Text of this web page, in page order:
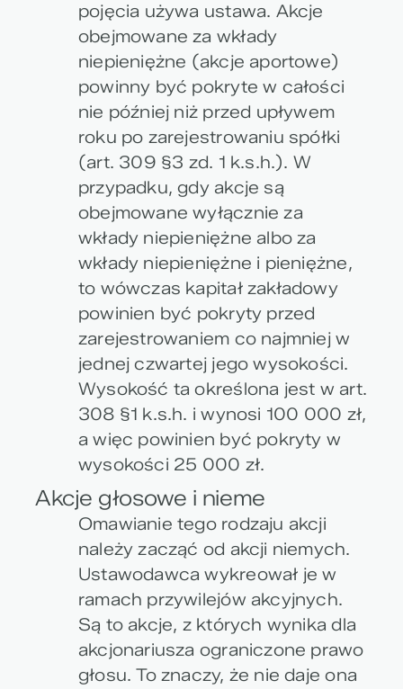
pojęcia używa ustawa. Akcje
obejmowane za wkłady
niepieniężne (akcje aportowe)
powinny być pokryte w całości
nie później niż przed upływem
roku po zarejestrowaniu spółki
(art. 309 §3 zd. 1 k.s.h.). W
przypadku, gdy akcje są
obejmowane wyłącznie za
wkłady niepieniężne albo za
wkłady niepieniężne i pieniężne,
to wówczas kapitał zakładowy
powinien być pokryty przed
zarejestrowaniem co najmniej w
jednej czwartej jego wysokości.
Wysokość ta określona jest w art.
308 §1 k.s.h. i wynosi 100 000 zł,
a więc powinien być pokryty w
wysokości 25 000 zł.
Akcje głosowe i nieme
Omawianie tego rodzaju akcji
należy zacząć od akcji niemych.
Ustawodawca wykreował je w
ramach przywilejów akcyjnych.
Są to akcje, z których wynika dla
akcjonariusza ograniczone prawo
głosu. To znaczy, że nie daje ona